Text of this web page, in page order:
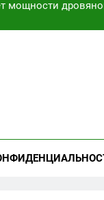
профессиям в
основе
и банков с